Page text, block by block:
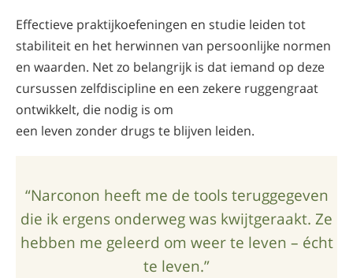
Effectieve praktijkoefeningen en studie leiden tot
stabiliteit en het herwinnen van persoonlijke normen
en waarden. Net zo belangrijk is dat iemand op deze
cursussen zelfdiscipline en een zekere ruggengraat
ontwikkelt, die nodig is om
een leven zonder drugs te blijven leiden.
“Narconon heeft me de tools teruggegeven
die ik ergens onderweg was kwijtgeraakt. Ze
hebben me geleerd om weer te leven – écht
te leven.”